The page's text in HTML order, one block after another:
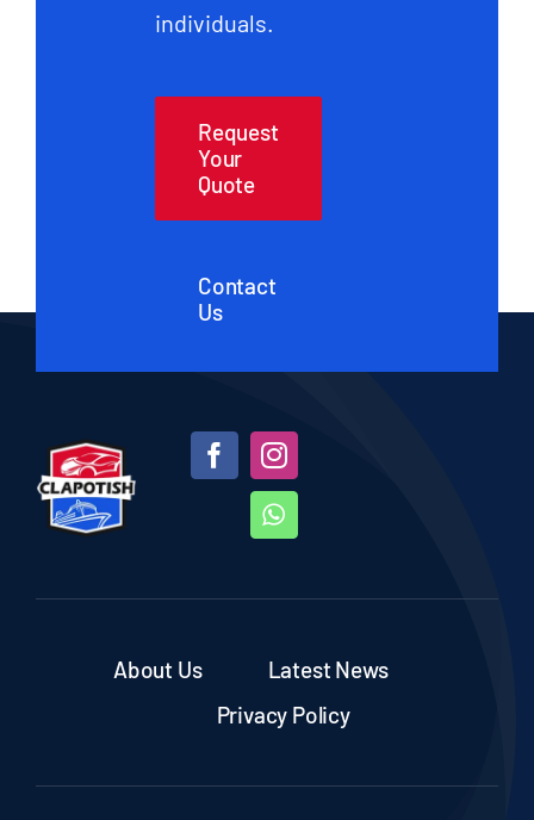
individuals.
Request
Your
Quote
Contact
Us
About Us
Latest News
Privacy Policy